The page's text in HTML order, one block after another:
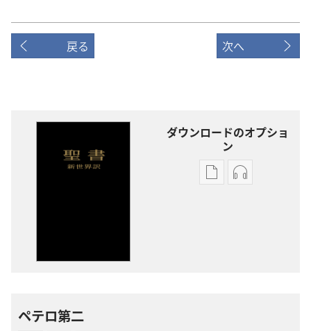
戻る 次へ
ダウンロードのオプショ
ン
出
オー
ペテロ第二